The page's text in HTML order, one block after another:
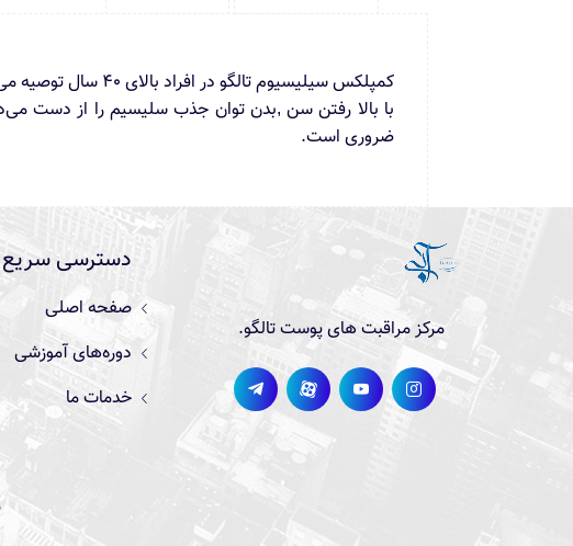
کمپلکس سیلیسیوم تالگو در افراد بالای ۴۰ سال توصیه می‌شود تا به کمک آن چین و چروک های صورت را درمان کنند.
با بالا رفتن سن ,بدن توان جذب سلیسیم را از دست
ضروری است.
مرکز مراقبت های پوست تالگو.
دسترسی سریع
صفحه اصلی
دوره‌های آموزشی
خدمات ما